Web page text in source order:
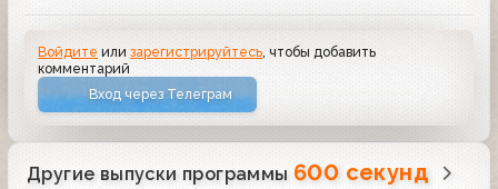
Войдите илизарегистрируйтесь , чтобы добавить
комментарий
Вход через Телеграм
Другие выпуски программы 600 секунд